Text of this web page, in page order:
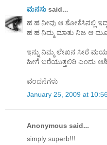
ಮನಸು said...
ಹ ಹ ನೀವು ಆ ಶೋಕೆಸಿನಲ್ಲಿ
ಹ ಹ ನಿಮ್ಮ ಮಾತು ನಿಜ ಆ
ಇನ್ನು ನಿಮ್ಮ ಲೇಖನ ಸೀರೆ
ಹೀಗೆ ಬರೆಯುತ್ತಲಿರಿ ಎಂದು
ವಂದನೆಗಳು
January 25, 2009 at
Anonymous said...
simply superb!!!